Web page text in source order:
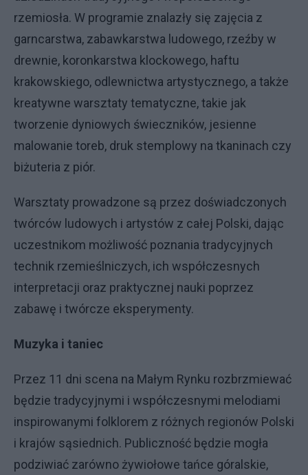
rzemiosła. W programie znalazły się zajęcia z
garncarstwa, zabawkarstwa ludowego, rzeźby w
drewnie, koronkarstwa klockowego, haftu
krakowskiego, odlewnictwa artystycznego, a także
kreatywne warsztaty tematyczne, takie jak
tworzenie dyniowych świeczników, jesienne
malowanie toreb, druk stemplowy na tkaninach czy
biżuteria z piór.
Warsztaty prowadzone są przez doświadczonych
twórców ludowych i artystów z całej Polski, dając
uczestnikom możliwość poznania tradycyjnych
technik rzemieślniczych, ich współczesnych
interpretacji oraz praktycznej nauki poprzez
zabawę i twórcze eksperymenty.
Muzyka i taniec
Przez 11 dni scena na Małym Rynku rozbrzmiewać
będzie tradycyjnymi i współczesnymi melodiami
inspirowanymi folklorem z różnych regionów Polski
i krajów sąsiednich. Publiczność będzie mogła
podziwiać zarówno żywiołowe tańce góralskie,